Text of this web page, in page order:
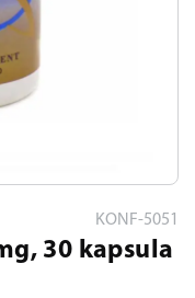
KONF-5051
30 kapsula